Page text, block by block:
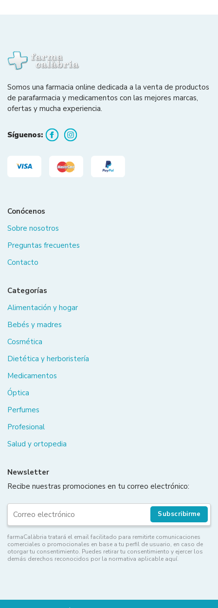
Somos una farmacia online dedicada a la venta de productos
de parafarmacia y medicamentos con las mejores marcas,
ofertas y mucha experiencia.
Síguenos:
Conócenos
Sobre nosotros
Preguntas frecuentes
Contacto
Categorías
Alimentación y hogar
Bebés y madres
Cosmética
Dietética y herboristería
Medicamentos
Óptica
Perfumes
Profesional
Salud y ortopedia
Newsletter
Recibe nuestras promociones en tu correo electrónico:
Subscribirme
farmaCalàbria tratará el email facilitado para remitirte comunicaciones
comerciales o promocionales en base a tu perfil de usuario, en caso de
otorgar tu consentimiento. Puedes retirar tu consentimiento y ejercer los
demás derechos reconocidos por la normativa aplicable aquí.